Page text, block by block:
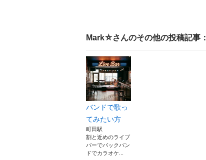
Mark⛤さんのその他の投稿記事：
バンドで歌っ
てみたい方
町田駅
割と近めのライブ
バーでバックバン
ドでカラオケ...